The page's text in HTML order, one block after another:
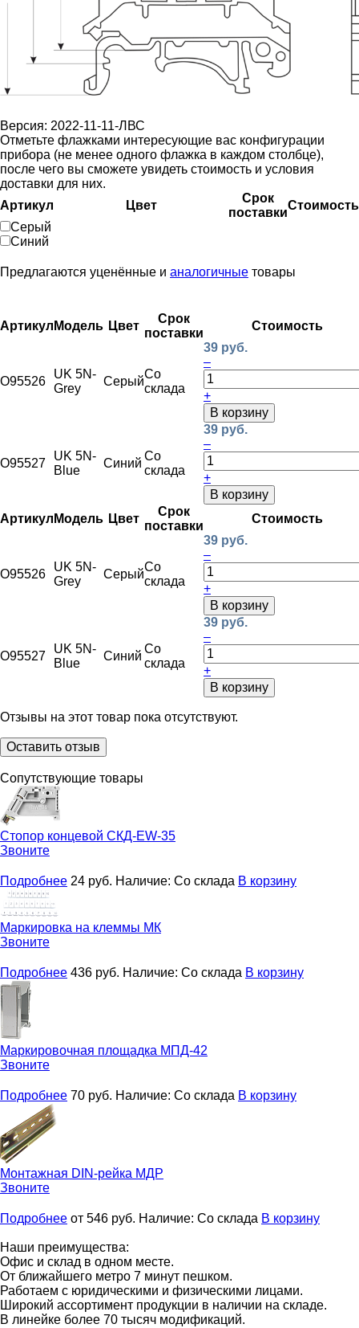
Версия: 2022-11-11-ЛВС
Отметьте флажками интересующие вас конфигурации
прибора (не менее одного флажка в каждом столбце),
после чего вы сможете увидеть стоимость и условия
доставки для них.
Артикул
Цвет
Срок
поставки
Стоимость
Серый
Синий
Предлагаются уценённые и аналогичные товары
Артикул Модель Цвет
Срок
поставки
Стоимость
O95526
UK 5N-
Grey
Серый
Со
склада
39 руб.
–
+
В корзину
O95527
UK 5N-
Blue
Синий
Со
склада
39 руб.
–
+
В корзину
Артикул Модель Цвет
Срок
поставки
Стоимость
O95526
UK 5N-
Grey
Серый
Со
склада
39 руб.
–
+
В корзину
O95527
UK 5N-
Blue
Синий
Со
склада
39 руб.
–
+
В корзину
Отзывы на этот товар пока отсутствуют.
Оставить отзыв
Сопутствующие товары
Стопор концевой СКД-EW-35
Звоните
Подробнее 24 руб. Наличие: Со склада В корзину
Маркировка на клеммы МК
Звоните
Подробнее 436 руб. Наличие: Со склада В корзину
Маркировочная площадка МПД-42
Звоните
Подробнее 70 руб. Наличие: Со склада В корзину
Монтажная DIN-рейка МДР
Звоните
Подробнее от 546 руб. Наличие: Со склада В корзину
Наши преимущества:
Офис и склад в одном месте.
От ближайшего метро 7 минут пешком.
Работаем с юридическими и физическими лицами.
Широкий ассортимент продукции в наличии на складе.
В линейке более 70 тысяч модификаций.